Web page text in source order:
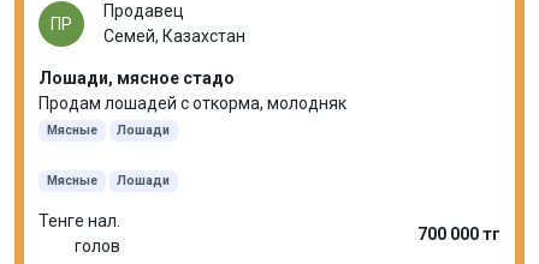
ПР
Продавец
Семей, Казахстан
Лошади, мясное стадо
Продам лошадей с откорма, молодняк
Мясные Лошади
Мясные Лошади
Тенге нал.
голов
700 000 тг